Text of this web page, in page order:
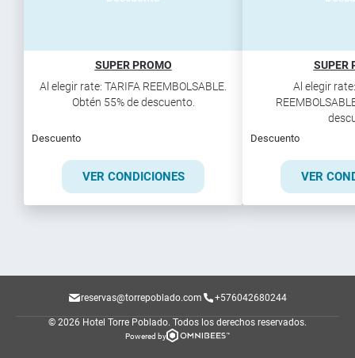
SUPER PROMO
Al elegir rate: TARIFA REEMBOLSABLE.
Obtén 55% de descuento.
Descuento
VER CONDICIONES
SUPER
Al elegir
Descuento
VER
reservas@torrepoblado.com +576042680244
© 2026 Hotel Torre Poblado. Todos los derechos reservados.
Powered by